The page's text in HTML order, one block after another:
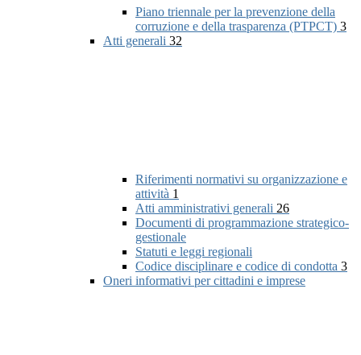
Piano triennale per la prevenzione della
corruzione e della trasparenza (PTPCT) 3
Atti generali 32
Riferimenti normativi su organizzazione e
attività 1
Atti amministrativi generali 26
Documenti di programmazione strategico-
gestionale
Statuti e leggi regionali
Codice disciplinare e codice di condotta 3
Oneri informativi per cittadini e imprese